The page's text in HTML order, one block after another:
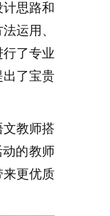
思路和
运用、
了专业
出了宝贵
教师搭
的教师
来更优质